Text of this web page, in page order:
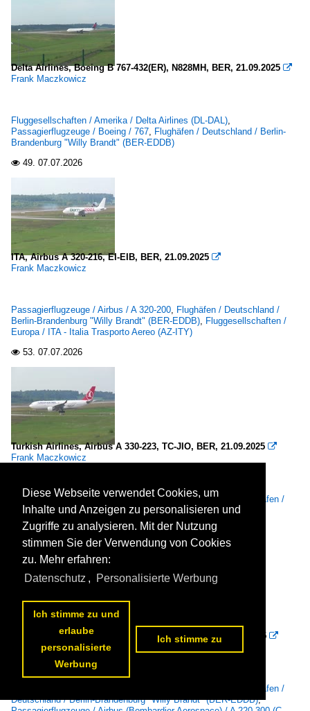
Delta Airlines, Boeing B 767-432(ER), N828MH, BER, 21.09.2025 
Frank Maczkowicz
Fluggesellschaften / Amerika / Delta Airlines (DL-DAL),
Passagierflugzeuge / Boeing / 767, Flughäfen / Deutschland / Berlin-
Brandenburg "Willy Brandt" (BER-EDDB)
 49. 07.07.2026
ITA, Airbus A 320-216, EI-EIB, BER, 21.09.2025 
Frank Maczkowicz
Passagierflugzeuge / Airbus / A 320-200, Flughäfen / Deutschland /
Berlin-Brandenburg "Willy Brandt" (BER-EDDB), Fluggesellschaften /
Europa / ITA - Italia Trasporto Aereo (AZ-ITY)
 53. 07.07.2026
Turkish Airlines, Airbus A 330-223, TC-JIO, BER, 21.09.2025 
Frank Maczkowicz
Fluggesellschaften / Europa / Turkish Airlines (TK-THY)
Flughäfen /
Deutschland / Berlin-Brandenburg "Willy Brandt" (BER-EDDB)
Passagierflugzeuge / Airbus / A 330-200
50.07.07.2026
Croatia Airlines, Airbus A 220-371, 9A-CAL, BER, 21.09.2025 
Frank Maczkowicz
Flughäfen /
Deutschland / Berlin-Brandenburg "Willy Brandt" (BER-EDDB),
Diese Webseite verwendet Cookies, um
Inhalte und Anzeigen zu personalisieren und
Zugriffe zu analysieren. Mit der Nutzung
stimmen Sie der Verwendung von Cookies
zu. Mehr erfahren:
Datenschutz , Personalisierte Werbung
Ich stimme zu und
erlaube
personalisierte
Werbung
Ich stimme zu